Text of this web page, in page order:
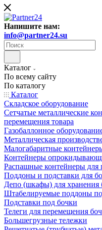
Напишите нам:
info@partner24.su
Каталог
По всему сайту
По каталогу
Каталог
Складское оборудование
Сетчатые металлические
перемещения товара
Газобаллонное
Металлическая
Малогабаритные
Контейнеры
Распашные контейнеры для
Поддоны и подставки для
Депо (шкафы) для хранения
Штабелируемые поддоны
Подставки под бочки
Телеги для перемещения
Большегрузные тележки